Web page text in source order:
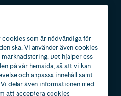
cookies som är nödvändiga för
ska. Vi använder även cookies
Det hjälper oss
på vår hemsida, så att vi kan
och anpassa innehåll samt
delar även informationen med
att acceptera cookies